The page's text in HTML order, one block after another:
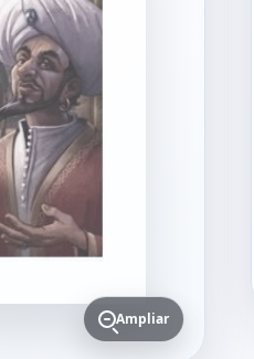
Ampliar